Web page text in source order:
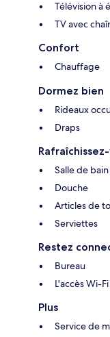
Télévision à
TV avec
Confort
Chauffage
Dormez bien
Rideaux
Draps
Salle de
Douche
Articles de
Serviettes
Restez
Bureau
L'accès Wi-
Plus
Service de